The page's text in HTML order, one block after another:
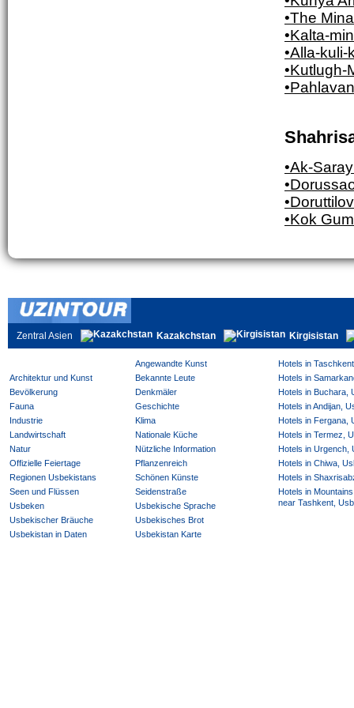
•The
•Kalta-
•Alla-
•Kutlugh-
•Ak-
•Kok
Zentral Asien Kazakchstan Kirgisistan
Angewandte Kunst
Architektur und Kunst
Bekannte Leute
Bevölkerung
Denkmäler
Fauna
Geschichte
Industrie
Klima
Landwirtschaft
Nationale Küche
Natur
Nützliche Information
Offizielle Feiertage
Pflanzenreich
Regionen Usbekistans
Schönen Künste
Seen und Flüssen
Seidenstraße
Usbeken
Usbekische Sprache
Usbekischer Bräuche
Usbekisches Brot
Usbekistan in Daten
Usbekistan Karte
Hotels in
Hotels in
Hotels in Buchara,
Hotels in Andijan,
Hotels in Fergana,
Hotels in Termez,
Hotels in Urgench,
Hotels in Chiwa,
Hotels in
Hotels in
near Tashkent,